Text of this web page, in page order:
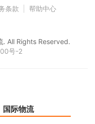
条款 帮助中心
All Rights Reserved.
号-2
国际物流